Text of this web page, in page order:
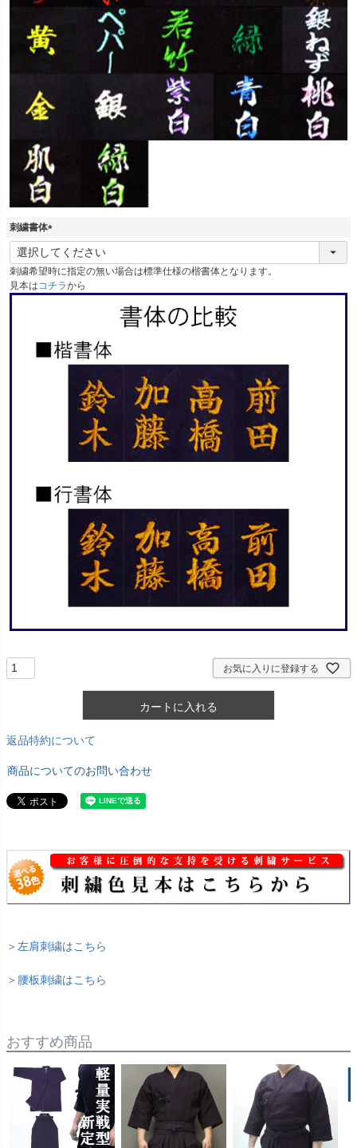
刺繍書体
(
必
須
)
刺繍希望時に指定の無い場合は標準仕様の楷書体となります。
見本は コチラから
お気に入りに登録する
カートに入れる
返品特約について
商品についてのお問い合わせ
＞左肩刺繍はこちら
＞腰板刺繍はこちら
おすすめ商品